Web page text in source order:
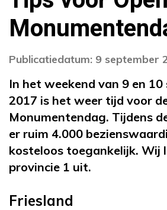
Publicatiedatum: 9 september
In het weekend van 9 en
2017 is het weer tijd voor
Monumentendag. Tijdens
er ruim 4.000
kosteloos toegankelijk. Wij
provincie 1 uit.
Friesland